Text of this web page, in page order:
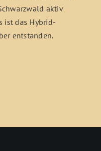
aktiv
ist das Hybrid-
entstanden.